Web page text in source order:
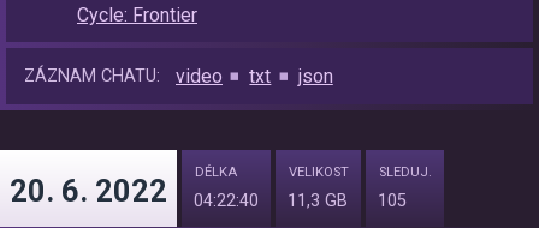
Cycle: Frontier
ZÁZNAM CHATU: video txt json
20. 6. 2022
DÉLKA
04:22:40
VELIKOST
11,3 GB
SLEDUJ.
105